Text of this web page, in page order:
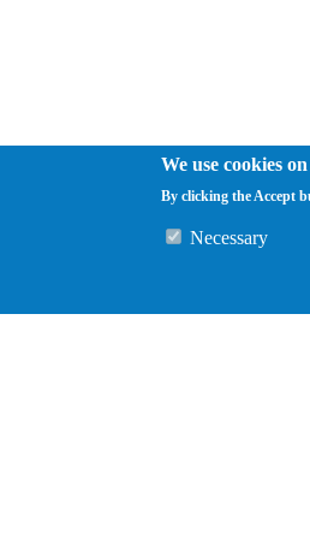
We use cookies
By clicking the Accept
Necessary